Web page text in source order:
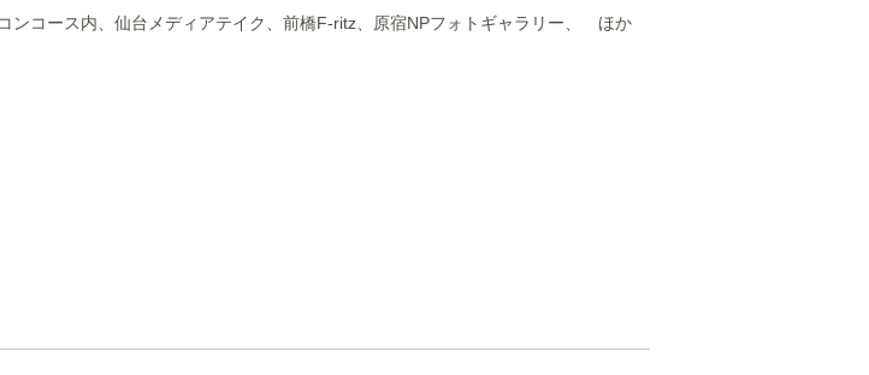
ンコース内、仙台メディアテイク、前橋F-ritz、原宿NPフォトギャラリー、 ほか